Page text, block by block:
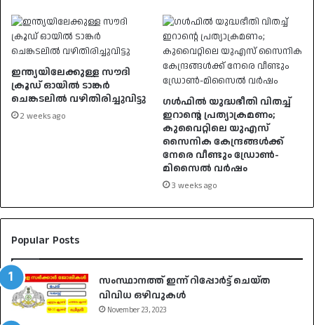
ഇന്ത്യയിലേക്കുള്ള സൗദി
ക്രൂഡ് ഓയിൽ ടാങ്കർ
ചെങ്കടലിൽ വഴിതിരിച്ചുവിട്ടു
2 weeks ago
ഗൾഫിൽ യുദ്ധഭീതി വിതച്ച്
ഇറാന്റെ പ്രത്യാക്രമണം;
കുവൈറ്റിലെ യുഎസ്
സൈനിക കേന്ദ്രങ്ങൾക്ക്
നേരെ വീണ്ടും ഡ്രോൺ-
മിസൈൽ വർഷം
3 weeks ago
Popular Posts
സംസ്ഥാനത്ത് ഇന്ന് റിപ്പോർട്ട് ചെയ്ത
വിവിധ ഒഴിവുകൾ
November 23, 2023